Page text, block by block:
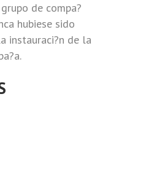
de compa?
hubiese sido
instauraci?n de la